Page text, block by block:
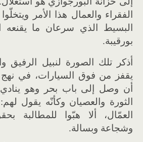
الفقراء والعمال هذا الأمر
البسيط الذي سرعان ما
بورقيبة.
أذكر تلك الصورة لنبيل الرفيق
يقفز من فوق السيارات، في
أن وصل إلى باب بحر وهو
الثورة والعصيان وكأنّه يقول
العمّال، ألا هبّوا للمطالبة
وشجاعة وبسالة.